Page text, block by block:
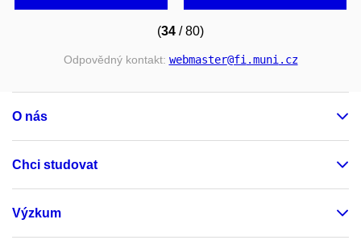
(34 / 80)
Odpovědný kontakt: webmaster@fi.muni.cz
O nás
Chci studovat
Výzkum